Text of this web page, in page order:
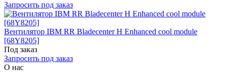
Запросить под заказ
Вентилятор IBM RR Bladecenter H Enhanced cool module
[68Y8205]
Под заказ
Запросить под заказ
О нас